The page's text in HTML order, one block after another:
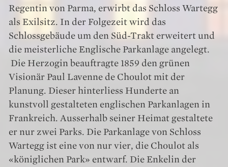
Regentin von Parma, erwirbt das Schloss Wartegg
als Exilsitz. In der Folgezeit wird das
Schlossgebäude um den Süd-Trakt erweitert und
die meisterliche Englische Parkanlage angelegt.
Die Herzogin beauftragte 1859 den grünen
Visionär Paul Lavenne de Choulot mit der
Planung. Dieser hinterliess Hunderte an
kunstvoll gestalteten englischen Parkanlagen in
Frankreich. Ausserhalb seiner Heimat gestaltete
er nur zwei Parks. Die Parkanlage von Schloss
Wartegg ist eine von nur vier, die Choulot als
«königlichen Park» entwarf. Die Enkelin der